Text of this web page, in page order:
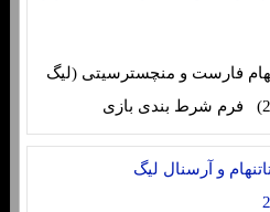
فارست و منچسترسیتی (لیگ
برتر انگلیس، 28 آوریل 2024) فرم شرط بندی بازی